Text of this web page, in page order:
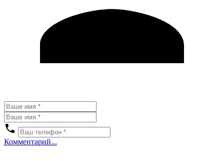
Комментарий...